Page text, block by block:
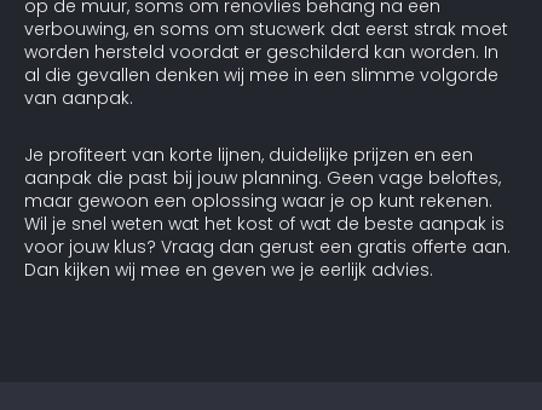
op de muur, soms om renovlies behang na een
verbouwing, en soms om stucwerk dat eerst strak moet
worden hersteld voordat er geschilderd kan worden. In
al die gevallen denken wij mee in een slimme volgorde
van aanpak.
Je profiteert van korte lijnen, duidelijke prijzen en een
aanpak die past bij jouw planning. Geen vage beloftes,
maar gewoon een oplossing waar je op kunt rekenen.
Wil je snel weten wat het kost of wat de beste aanpak is
voor jouw klus? Vraag dan gerust een gratis offerte aan.
Dan kijken wij mee en geven we je eerlijk advies.